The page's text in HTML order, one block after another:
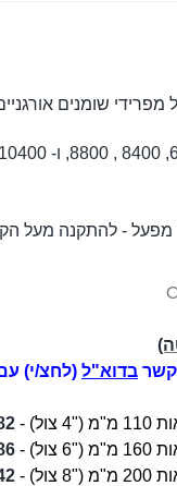
קשר בדוא"ל (לחצ/י)
-
-
צול) -